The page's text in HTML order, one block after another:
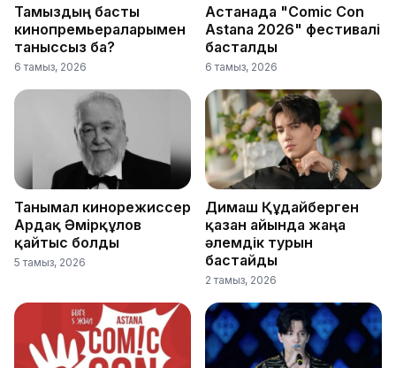
Тамыздың басты
кинопремьераларымен
таныссыз ба?
6 тамыз, 2026
Астанада "Comic Con
Astana 2026" фестивалі
басталды
6 тамыз, 2026
Танымал кинорежиссер
Ардақ Әмірқұлов
қайтыс болды
5 тамыз, 2026
Димаш Құдайберген
қазан айында жаңа
әлемдік турын
бастайды
2 тамыз, 2026